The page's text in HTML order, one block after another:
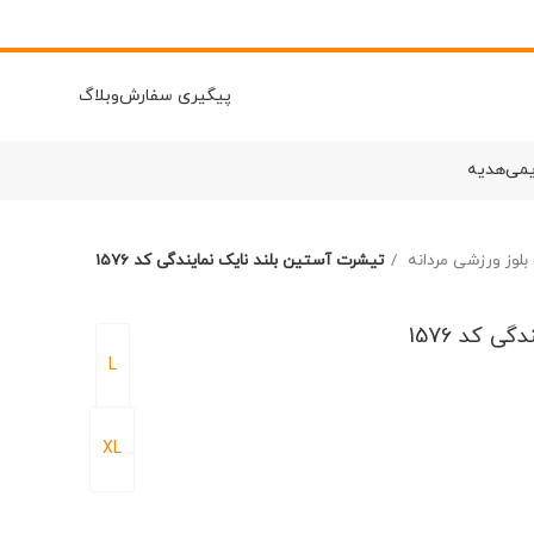
پیگیری سفارشوبلاگ
هدیه
ورزشی مردانه تیشرت آستین بلند نایک نمایندگی کد 1576
L
XL
کد 1576